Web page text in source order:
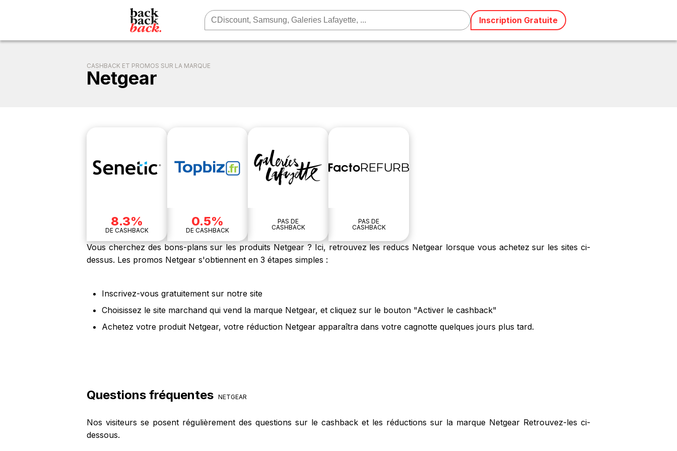
CASHBACK ET PROMOS SUR LA MARQUE
Netgear
8.3%
DE CASHBACK
0.5%
DE CASHBACK
PAS DE
CASHBACK
PAS DE
CASHBACK
Vous cherchez des bons-plans sur les produits Netgear ? Ici, retrouvez les reducs Netgear lorsque vous achetez sur les sites ci-
dessus. Les promos Netgear s'obtiennent en 3 étapes simples :
Inscrivez-vous gratuitement sur notre site
Choisissez le site marchand qui vend la marque Netgear, et cliquez sur le bouton "Activer le cashback"
Achetez votre produit Netgear, votre réduction Netgear apparaîtra dans votre cagnotte quelques jours plus tard.
Questions fréquentes NETGEAR
Nos visiteurs se posent régulièrement des questions sur le cashback et les réductions sur la marque Netgear Retrouvez-les ci-
dessous.
Inscription Gratuite